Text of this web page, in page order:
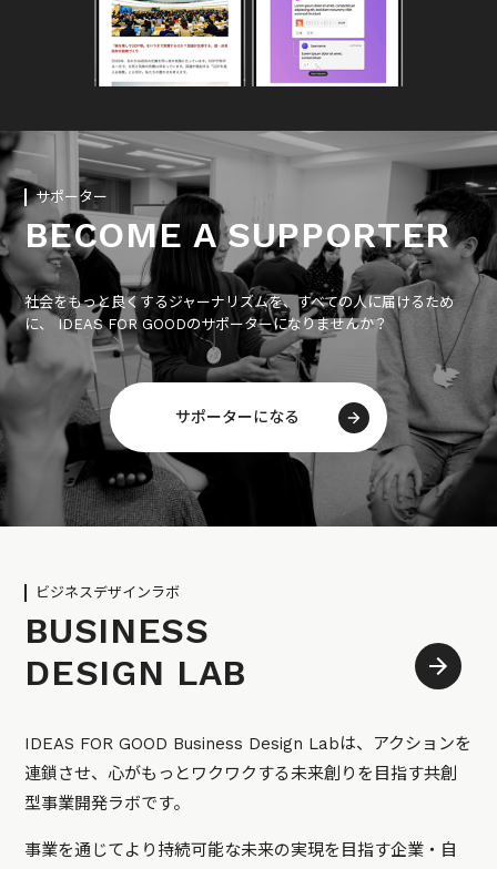
サポーター
BECOME A SUPPORTER
社会をもっと良くするジャーナリズムを、すべての人に届けるため
に、 IDEAS FOR GOODのサポーターになりませんか？
サポーターになる
ビジネスデザインラボ
BUSINESS
DESIGN LAB
IDEAS FOR GOOD Business Design Labは、アクションを
連鎖させ、心がもっとワクワクする未来創りを目指す共創
型事業開発ラボです。
事業を通じてより持続可能な未来の実現を目指す企業・自